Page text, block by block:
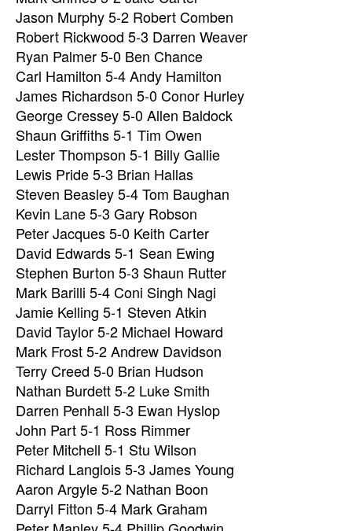
Jason Murphy 5-2 Robert Comben
Robert Rickwood 5-3 Darren Weaver
Ryan Palmer 5-0 Ben Chance
Carl Hamilton 5-4 Andy Hamilton
James Richardson 5-0 Conor Hurley
George Cressey 5-0 Allen Baldock
Shaun Griffiths 5-1 Tim Owen
Lester Thompson 5-1 Billy Gallie
Lewis Pride 5-3 Brian Hallas
Steven Beasley 5-4 Tom Baughan
Kevin Lane 5-3 Gary Robson
Peter Jacques 5-0 Keith Carter
David Edwards 5-1 Sean Ewing
Stephen Burton 5-3 Shaun Rutter
Mark Barilli 5-4 Coni Singh Nagi
Jamie Kelling 5-1 Steven Atkin
David Taylor 5-2 Michael Howard
Mark Frost 5-2 Andrew Davidson
Terry Creed 5-0 Brian Hudson
Nathan Burdett 5-2 Luke Smith
Darren Penhall 5-3 Ewan Hyslop
John Part 5-1 Ross Rimmer
Peter Mitchell 5-1 Stu Wilson
Richard Langlois 5-3 James Young
Aaron Argyle 5-2 Nathan Boon
Darryl Fitton 5-4 Mark Graham